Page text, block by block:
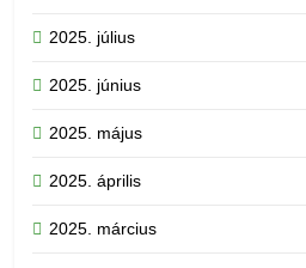
2025. július
2025. június
2025. május
2025. április
2025. március